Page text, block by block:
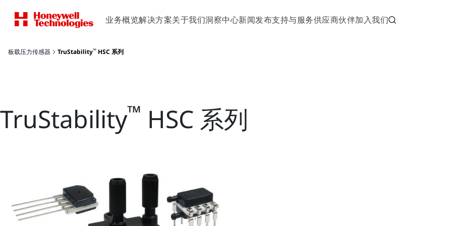
业务概览解决方案关于我们洞察中心新闻发布支持与服务供应商伙伴加入我们
板载压力传感器 TruStability™ HSC 系列
TruStability™ HSC 系列